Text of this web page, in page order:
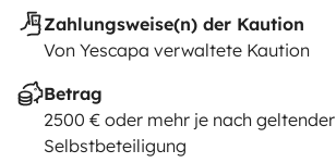
Zahlungsweise(n) der Kaution
Von Yescapa verwaltete Kaution
Betrag
2500 € oder mehr je nach geltender
Selbstbeteiligung